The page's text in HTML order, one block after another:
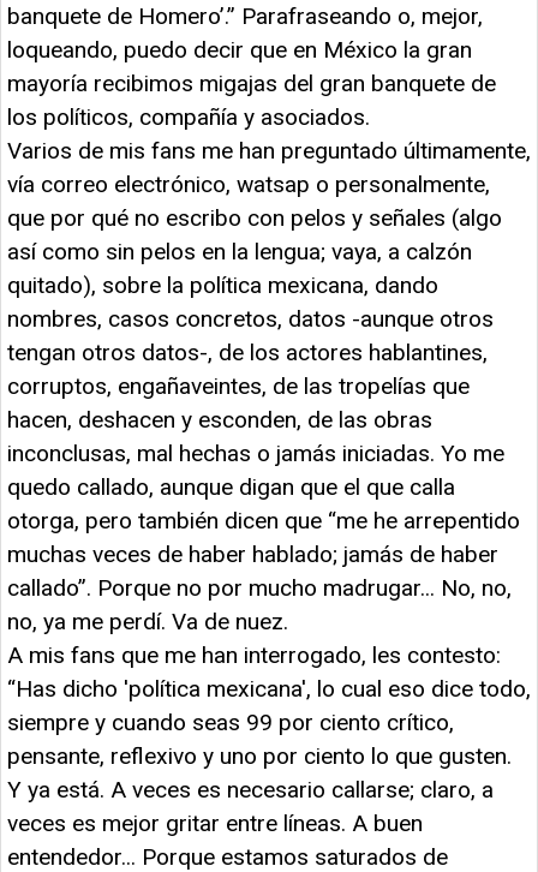
banquete de Homero’.” Parafraseando o, mejor,
loqueando, puedo decir que en México la gran
mayoría recibimos migajas del gran banquete de
los políticos, compañía y asociados.
Varios de mis fans me han preguntado últimamente,
vía correo electrónico, watsap o personalmente,
que por qué no escribo con pelos y señales (algo
así como sin pelos en la lengua; vaya, a calzón
quitado), sobre la política mexicana, dando
nombres, casos concretos, datos -aunque otros
tengan otros datos-, de los actores hablantines,
corruptos, engañaveintes, de las tropelías que
hacen, deshacen y esconden, de las obras
inconclusas, mal hechas o jamás iniciadas. Yo me
quedo callado, aunque digan que el que calla
otorga, pero también dicen que “me he arrepentido
muchas veces de haber hablado; jamás de haber
callado”. Porque no por mucho madrugar... No, no,
no, ya me perdí. Va de nuez.
A mis fans que me han interrogado, les contesto:
“Has dicho 'política mexicana', lo cual eso dice todo,
siempre y cuando seas 99 por ciento crítico,
pensante, reflexivo y uno por ciento lo que gusten.
Y ya está. A veces es necesario callarse; claro, a
veces es mejor gritar entre líneas. A buen
entendedor... Porque estamos saturados de